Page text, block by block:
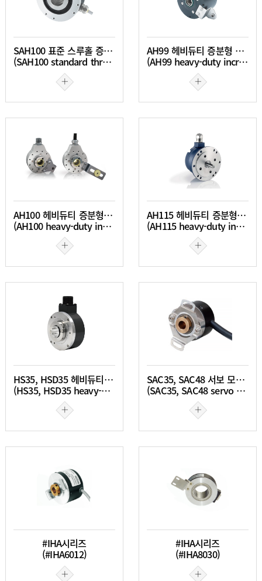
SAH100 표준 스루홀 증분 엔코더
(SAH100 standard through hole incremental encoder)
AH99 헤비듀티 증분형 엔코더
(AH99 heavy-duty incremental encoder)
AH100 헤비듀티 증분형 엔코더
(AH100 heavy-duty incremental encoder)
AH115 헤비듀티 증분형 엔코더
(AH115 heavy-duty incremental encoder)
HS35, HSD35 헤비듀티 증분형 엔코더
(HS35, HSD35 heavy-duty incremental encoder)
SAC35, SAC48 서보 모터 엔코더
(SAC35, SAC48 servo motor encoder)
#IHA시리즈
(#IHA6012)
#IHA시리즈
(#IHA8030)